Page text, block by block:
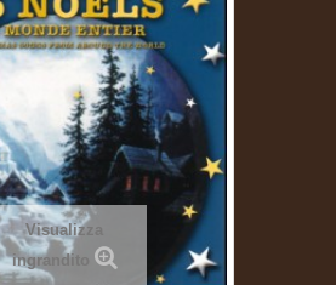
Visualizza
ingrandito